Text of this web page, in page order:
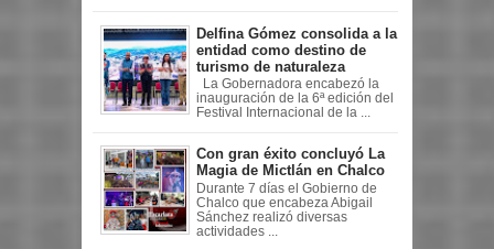
Delfina Gómez consolida a la
entidad como destino de
turismo de naturaleza
La Gobernadora encabezó la
inauguración de la 6ª edición del
Festival Internacional de la ...
Con gran éxito concluyó La
Magia de Mictlán en Chalco
Durante 7 días el Gobierno de
Chalco que encabeza Abigail
Sánchez realizó diversas
actividades ...